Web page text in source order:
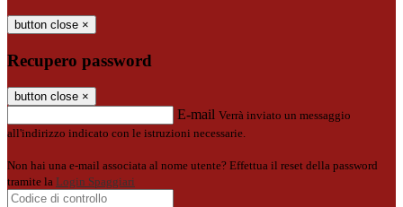
button close ×
Recupero password
button close ×
E-mail Verrà inviato un messaggio
all'indirizzo indicato con le istruzioni necessarie.
Non hai una e-mail associata al nome utente? Effettua il reset della password
tramite la Login Spaggiari